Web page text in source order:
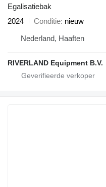
Egalisatiebak
2024
Conditie nieuw
Nederland, Haaften
RIVERLAND Equipment B.V.